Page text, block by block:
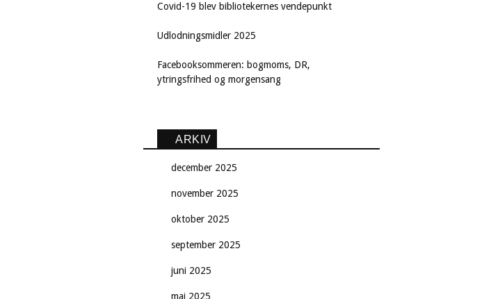
Covid-19 blev bibliotekernes vendepunkt
Udlodningsmidler 2025
Facebooksommeren: bogmoms, DR,
ytringsfrihed og morgensang
ARKIV
december 2025
november 2025
oktober 2025
september 2025
juni 2025
maj 2025